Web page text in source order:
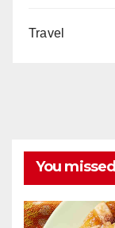
Travel
You missed